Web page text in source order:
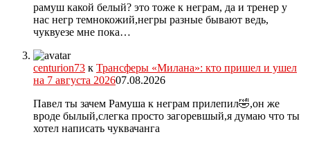
рамуш какой белый? это тоже к неграм, да и тренер у
нас негр темнокожий,негры разные бывают ведь,
чуквуезе мне пока…
centurion73 к Трансферы «Милана»: кто пришел и ушел
на 7 августа 202607.08.2026
Павел ты зачем Рамуша к неграм прилепил🤣,он же
вроде былый,слегка просто загоревшый,я думаю что ты
хотел написать чуквачанга